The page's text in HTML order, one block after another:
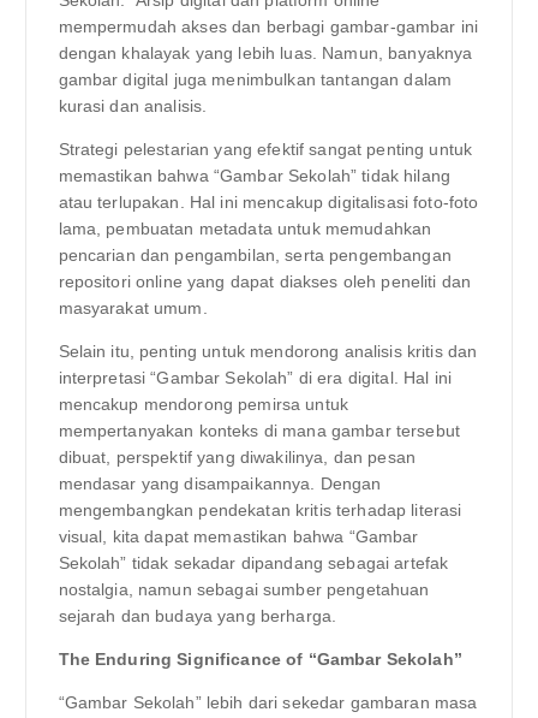
mempermudah akses dan berbagi gambar-gambar ini
dengan khalayak yang lebih luas. Namun, banyaknya
gambar digital juga menimbulkan tantangan dalam
kurasi dan analisis.
Strategi pelestarian yang efektif sangat penting untuk
memastikan bahwa “Gambar Sekolah” tidak hilang
atau terlupakan. Hal ini mencakup digitalisasi foto-foto
lama, pembuatan metadata untuk memudahkan
pencarian dan pengambilan, serta pengembangan
repositori online yang dapat diakses oleh peneliti dan
masyarakat umum.
Selain itu, penting untuk mendorong analisis kritis dan
interpretasi “Gambar Sekolah” di era digital. Hal ini
mencakup mendorong pemirsa untuk
mempertanyakan konteks di mana gambar tersebut
dibuat, perspektif yang diwakilinya, dan pesan
mendasar yang disampaikannya. Dengan
mengembangkan pendekatan kritis terhadap literasi
visual, kita dapat memastikan bahwa “Gambar
Sekolah” tidak sekadar dipandang sebagai artefak
nostalgia, namun sebagai sumber pengetahuan
sejarah dan budaya yang berharga.
The Enduring Significance of “Gambar Sekolah”
“Gambar Sekolah” lebih dari sekedar gambaran masa